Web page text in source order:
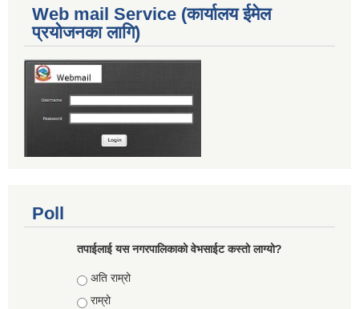
Web mail Service (कार्यालय ईमेल
प्रयोजनका लागि)
Poll
तपाईलाई यस नगरपालिकाको वेभसाईट कस्तो लाग्यो?
Choices
अति राम्रो
राम्रो